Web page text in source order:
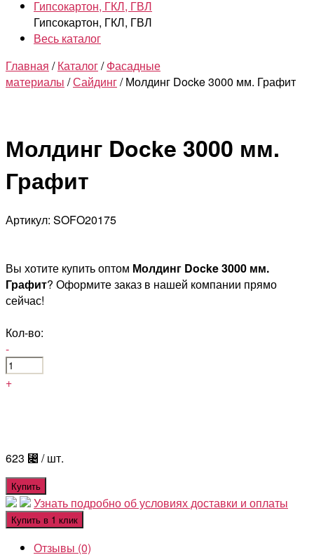
Гипсокартон, ГКЛ, ГВЛ
Гипсокартон, ГКЛ, ГВЛ
Весь каталог
Главная /Каталог/Фасадные
материалы /Сайдинг/ Молдинг Docke 3000 мм. Графит
Молдинг Docke 3000 мм.
Графит
Артикул: SOFO20175
Вы хотите купить оптом Молдинг Docke 3000 мм.
Графит? Оформите заказ в нашей компании прямо
сейчас!
Кол-во:
-
+
623 ⃄ / шт.
Купить
Узнать подробно об условиях доставки и оплаты
Купить в 1 клик
Отзывы (0)